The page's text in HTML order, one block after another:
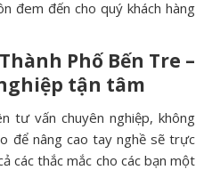
đem đến cho quý khách hàng
Phố Bến Tre –
tận tâm
tư vấn chuyên nghiệp, không
để nâng cao tay nghề sẽ trực
các thắc mắc cho các bạn một